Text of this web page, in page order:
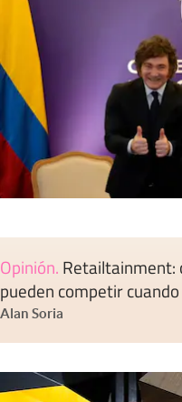
Opinión. Retailtainment:
pueden competir
Alan Soria